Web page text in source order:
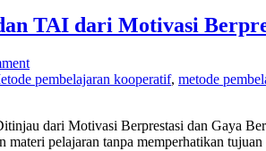
TAI dari Motivasi
pembelajaran kooperatif, metode
dari Motivasi Berprestasi dan Gaya
materi pelajaran tanpa memperhatikan